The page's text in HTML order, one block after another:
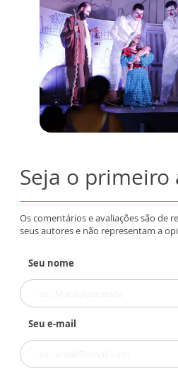
Seja o
Os comentários e avaliações são de
seus autores e não representam a
Seu nome
Seu e-mail